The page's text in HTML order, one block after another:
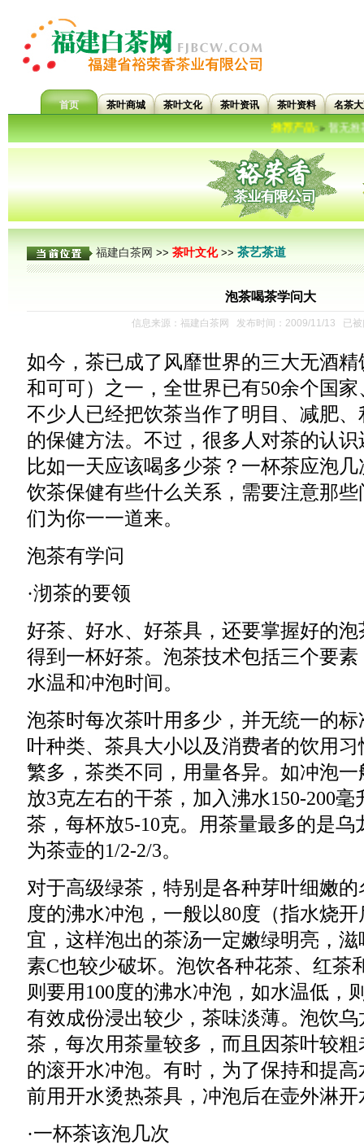
首页 茶叶商城 茶叶文化 茶叶资讯 茶叶资料 名茶
推荐产品:»暂无推荐信息...
福建白茶网 >> 茶叶文化>> 茶艺茶道
泡茶喝茶学问大
信息来源：福建白茶网 发布时间：2009/11/13 已
如今，茶已成了风靡世界的三大无酒
和可可）之一，全世界已有50余个国
不少人已经把饮茶当作了明目、减肥
的保健方法。不过，很多人对茶的认
比如一天应该喝多少茶？一杯茶应泡
饮茶保健有些什么关系，需要注意那
们为你一一道来。
泡茶有学问
·沏茶的要领
好茶、好水、好茶具，还要掌握好的
得到一杯好茶。泡茶技术包括三个要
水温和冲泡时间。
泡茶时每次茶叶用多少，并无统一的
叶种类、茶具大小以及消费者的饮用
繁多，茶类不同，用量各异。如冲泡
放3克左右的干茶，加入沸水150-200
茶，每杯放5-10克。用茶量最多的是乌
为茶壶的1/2-2/3。
对于高级绿茶，特别是各种芽叶细嫩的
度的沸水冲泡，一般以80度（指水烧
宜，这样泡出的茶汤一定嫩绿明亮，
素C也较少破坏。泡饮各种花茶、红茶
则要用100度的沸水冲泡，如水温低，
有效成份浸出较少，茶味淡薄。泡饮
茶，每次用茶量较多，而且因茶叶较粗
的滚开水冲泡。有时，为了保持和提
前用开水烫热茶具，冲泡后在壶外淋开
·一杯茶该泡几次